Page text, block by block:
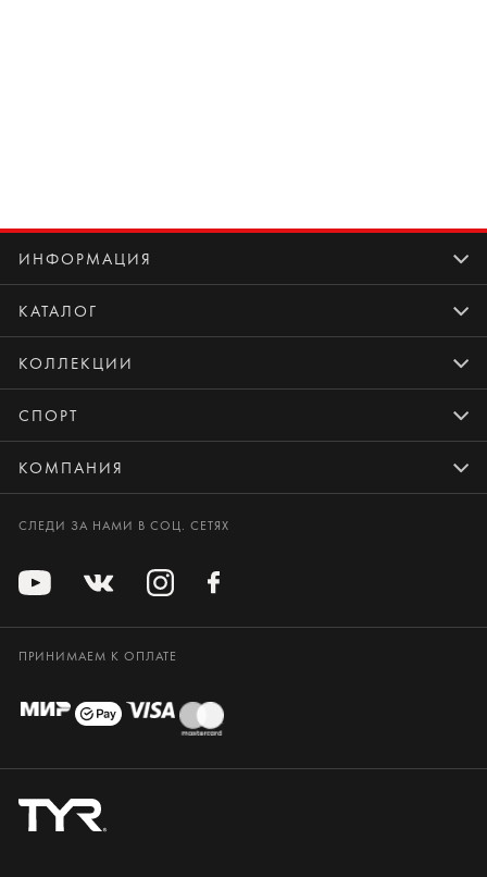
ИНФОРМАЦИЯ
КАТАЛОГ
КОЛЛЕКЦИИ
СПОРТ
КОМПАНИЯ
СЛЕДИ ЗА НАМИ В СОЦ. СЕТЯХ
ПРИНИМАЕМ К ОПЛАТЕ